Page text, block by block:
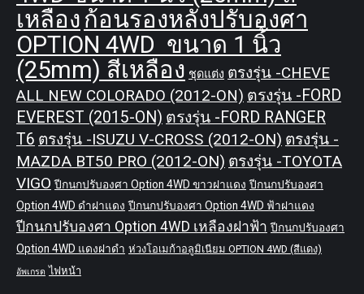
เหลือง ก้อนรองหลังปรับองศา
OPTION 4WD ขนาด 1 นิ้ว
(25mm) สีเหลือง ชุดแต่ง ตรงรุ่น -CHEVE
ALL NEW COLORADO (2012-ON) ตรงรุ่น -FORD
EVEREST (2015-ON) ตรงรุ่น -FORD RANGER
T6 ตรงรุ่น -ISUZU V-CROSS (2012-ON) ตรงรุ่น -
MAZDA BT50 PRO (2012-ON) ตรงรุ่น -TOYOTA
VIGO ปีกนกปรับองศา Option 4WD ขาวฝาแดง ปีกนกปรับองศา
Option 4WD ดำฝาแดง ปีกนกปรับองศา Option 4WD ฟ้าฝาแดง
ปีกนกปรับองศา Option 4WD เหลืองฝาฟ้า ปีกนกปรับองศา
Option 4WD แดงฝาดำ ห่วงโอเมก้าอลูมิเนียม OPTION 4WD (สีแดง)
อัพเกรด ไฟหน้า